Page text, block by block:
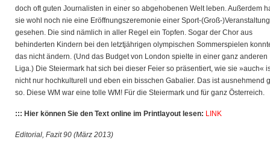
doch oft guten Journalisten in einer so abgehobenen Welt leben. Außerdem
sie wohl noch nie eine Eröffnungszeremonie einer Sport-(Groß-)Veranstaltung
gesehen. Die sind nämlich in aller Regel ein Topfen. Sogar der Chor aus
behinderten Kindern bei den letztjährigen olympischen Sommerspielen
das nicht ändern. (Und das Budget von London spielte in einer ganz anderen
Liga.) Die Steiermark hat sich bei dieser Feier so präsentiert, wie sie »auch«
nicht nur hochkulturell und eben ein bisschen Gabalier. Das ist ausnehmend
so. Diese WM war eine tolle WM! Für die Steiermark und für ganz Österreich.
::: Hier können Sie den Text online im Printlayout lesen: LINK
Editorial, Fazit 90 (März 2013)